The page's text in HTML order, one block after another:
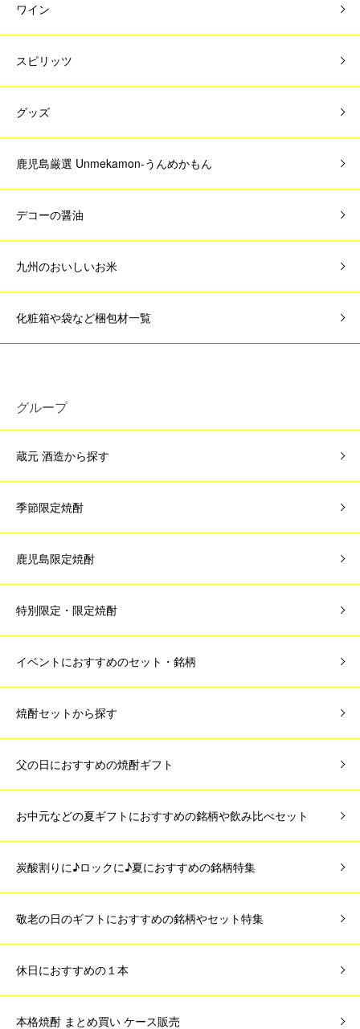
ワイン
スピリッツ
グッズ
鹿児島厳選 Unmekamon-うんめかもん
デコーの醤油
九州のおいしいお米
化粧箱や袋など梱包材一覧
グループ
蔵元 酒造から探す
季節限定焼酎
鹿児島限定焼酎
特別限定・限定焼酎
イベントにおすすめのセット・銘柄
焼酎セットから探す
父の日におすすめの焼酎ギフト
お中元などの夏ギフトにおすすめの銘柄や飲み比べセット
炭酸割りに♪ロックに♪夏におすすめの銘柄特集
敬老の日のギフトにおすすめの銘柄やセット特集
休日におすすめの１本
本格焼酎 まとめ買い ケース販売